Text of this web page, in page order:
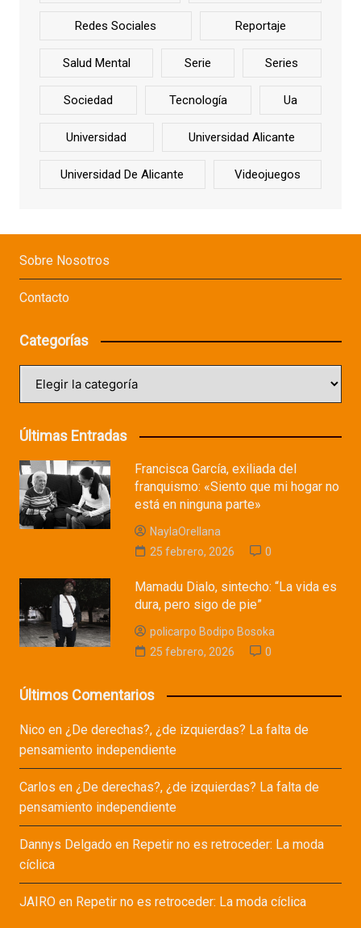
Redes Sociales Reportaje
Salud Mental Serie Series
Sociedad Tecnología Ua
Universidad Universidad Alicante
Universidad De Alicante Videojuegos
Sobre Nosotros
Contacto
Categorías
Últimas Entradas
Francisca García, exiliada del
franquismo: «Siento que mi hogar no
está en ninguna parte»
NaylaOrellana
25 febrero, 2026
0
Mamadu Dialo, sintecho: “La vida es
dura, pero sigo de pie”
policarpo Bodipo Bosoka
25 febrero, 2026
0
Últimos Comentarios
Nicoen ¿De derechas?, ¿de izquierdas? La falta de
pensamiento independiente
Carlos en ¿De derechas?, ¿de izquierdas? La falta de
pensamiento independiente
Dannys Delgadoen Repetir no es retroceder: La moda
cíclica
JAIROen Repetir no es retroceder: La moda cíclica